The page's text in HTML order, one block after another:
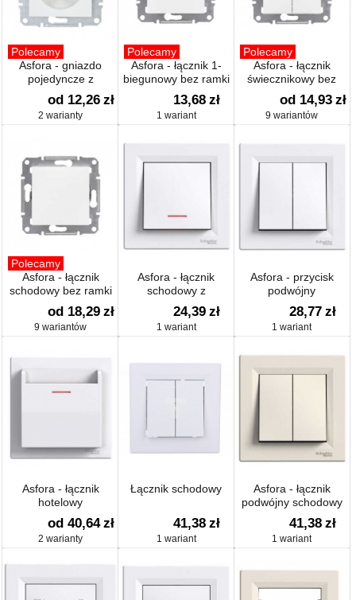
Polecamy
Asfora - gniazdo
pojedyncze z
uziemieniem
od 12,26 zł
2 warianty
Polecamy
Asfora - łącznik 1-
biegunowy bez ramki
13,68 zł
1 wariant
Polecamy
Asfora - łącznik
świecznikowy bez
ramki
od 14,93 zł
9 wariantów
Polecamy
Asfora - łącznik
schodowy bez ramki
od 18,29 zł
9 wariantów
Asfora - łącznik
schodowy z
podświetleniem
24,39 zł
1 wariant
Asfora - przycisk
podwójny
28,77 zł
1 wariant
Asfora - łącznik
hotelowy
(mechaniczny)
od 40,64 zł
2 warianty
Łącznik schodowy
41,38 zł
1 wariant
Asfora - łącznik
podwójny schodowy
41,38 zł
1 wariant